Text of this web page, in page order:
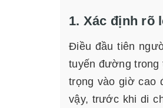
1. Xác định rõ
Điều đầu tiên
tuyến đường trong
trọng vào giờ cao
vậy, trước khi di